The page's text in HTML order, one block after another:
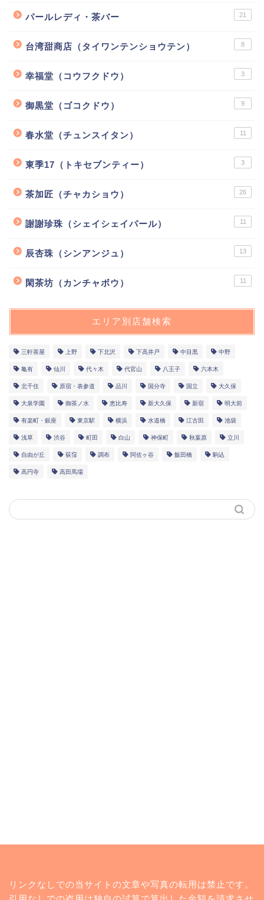
パールレディ・茶バー 21
台湾甜商店（タイワンテンショウテン） 8
幸福堂（コウフクドウ） 3
御黒堂（ゴコクドウ） 9
春水堂（チュンスイタン） 11
東季17（トキセブンティー） 3
茶加匠（チャカショウ） 26
謝謝珍珠（シェイシェイパール） 11
辰杏珠（シンアンジュ） 13
閑茶坊（カンチャボウ） 11
エリア別店舗検索
三軒茶屋 上野 下北沢 下高井戸 中目黒 中野
亀有 仙川 代々木 代官山 八王子 六本木
北千住 原宿・表参道 品川 国分寺 国立 大久保
大泉学園 御茶ノ水 恵比寿 新大久保 新宿 明大前
有楽町・銀座 東京駅 横浜 水道橋 江古田 池袋
浅草 渋谷 町田 白山 神保町 秋葉原 立川
自由が丘 荻窪 調布 阿佐ヶ谷 飯田橋 駒込
高円寺 高田馬場
リンクなしでの当サイトの文章や写真の転用は禁止です。
ランキング